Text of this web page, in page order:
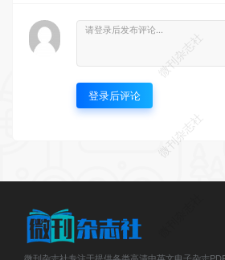
登录后评论
微刊杂志社
微刊杂志社